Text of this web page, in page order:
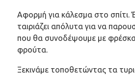
Αφορμή για κάλεσμα στο σπίτι.
ταιριάζει απόλυτα για να
που θα συνοδέψουμε με
φρούτα.
Ξεκινάμε τοποθετώντας τα